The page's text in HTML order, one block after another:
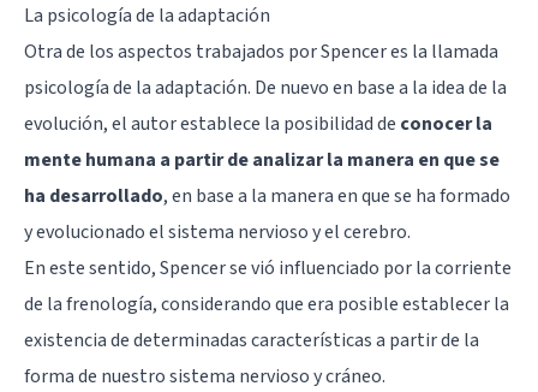
La psicología de la adaptación
Otra de los aspectos trabajados por Spencer es la llamada
psicología de la adaptación. De nuevo en base a la idea de la
evolución, el autor establece la posibilidad de conocer la
mente humana a partir de analizar la manera en que se
ha desarrollado, en base a la manera en que se ha formado
y evolucionado el sistema nervioso y el cerebro.
En este sentido, Spencer se vió influenciado por la corriente
de la frenología, considerando que era posible establecer la
existencia de determinadas características a partir de la
forma de nuestro sistema nervioso y cráneo.